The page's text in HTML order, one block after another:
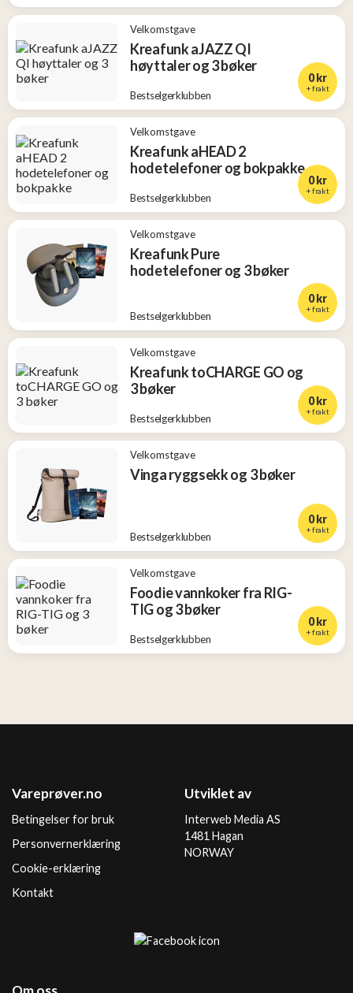
Velkomstgave
Kreafunk aJAZZ QI
høyttaler og 3 bøker
Bestselgerklubben
0 kr
+ frakt
Velkomstgave
Kreafunk aHEAD 2
hodetelefoner og bokpakke
Bestselgerklubben
0 kr
+ frakt
Velkomstgave
Kreafunk Pure
hodetelefoner og 3 bøker
Bestselgerklubben
0 kr
+ frakt
Velkomstgave
Kreafunk toCHARGE GO og
3 bøker
Bestselgerklubben
0 kr
+ frakt
Velkomstgave
Vinga ryggsekk og 3 bøker
Bestselgerklubben
0 kr
+ frakt
Velkomstgave
Foodie vannkoker fra RIG-
TIG og 3 bøker
Bestselgerklubben
0 kr
+ frakt
Vareprøver.no
Betingelser for bruk
Personvernerklæring
Cookie-erklæring
Kontakt
Utviklet av
Interweb Media AS
1481 Hagan
NORWAY